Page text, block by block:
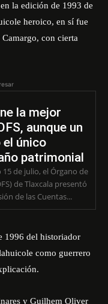
la edición de 1993 de
heroico, en sí fue
con cierta
la mejor
aunque un
único
patrimonial
15 de julio, el Órgano de
de Tlaxcala presentó
de las Cuentas...
1996 del historiador
como guerrero
y Guilhem Oliver